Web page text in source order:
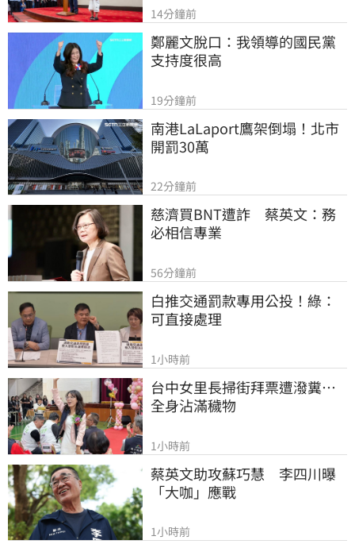
14分鐘前
鄭麗文脫口：我領導的國民黨
支持度很高
19分鐘前
南港LaLaport鷹架倒塌！北市
開罰30萬
22分鐘前
慈濟買BNT遭詐　蔡英文：務
必相信專業
56分鐘前
白推交通罰款專用公投！綠：
可直接處理
1小時前
台中女里長掃街拜票遭潑糞⋯
全身沾滿穢物
1小時前
蔡英文助攻蘇巧慧　李四川曝
「大咖」應戰
1小時前